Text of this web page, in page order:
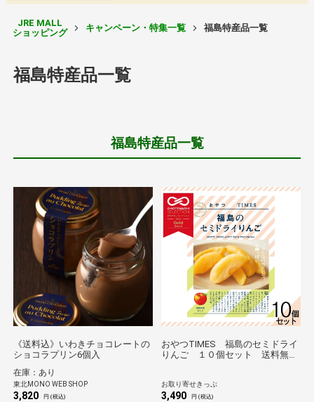
JRE MALL
ショッピング
キャンペーン・特集一覧 福島特産品一覧
福島特産品一覧
福島特産品一覧
《送料込》いわきチョコレートの
ショコラプリン6個入
在庫：あり
東北MONO WEB SHOP
3,820 円 (税込)
おやつTIMES 福島のセミドライ
りんご １０個セット 送料無料
お取り寄せきっぷ
3,490 円 (税込)